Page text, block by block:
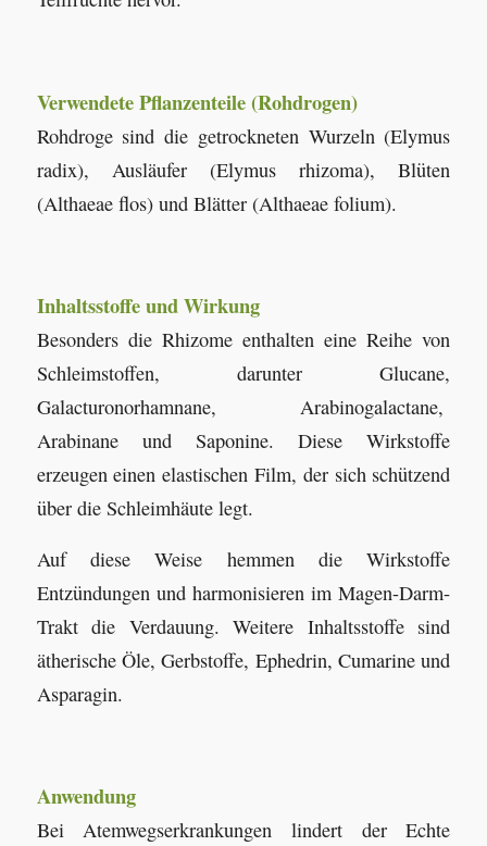
Verwendete Pflanzenteile (Rohdrogen)
Rohdroge sind die getrockneten Wurzeln (Elymus
radix), Ausläufer (Elymus rhizoma), Blüten
(Althaeae flos) und Blätter (Althaeae folium).
Inhaltsstoffe und Wirkung
Besonders die Rhizome enthalten eine Reihe von
Schleimstoffen, darunter Glucane,
Galacturonorhamnane, Arabinogalactane,
Arabinane und Saponine. Diese Wirkstoffe
erzeugen einen elastischen Film, der sich schützend
über die Schleimhäute legt.
Auf diese Weise hemmen die Wirkstoffe
Entzündungen und harmonisieren im Magen-Darm-
Trakt die Verdauung. Weitere Inhaltsstoffe sind
ätherische Öle, Gerbstoffe, Ephedrin, Cumarine und
Asparagin.
Anwendung
Bei Atemwegserkrankungen lindert der Echte